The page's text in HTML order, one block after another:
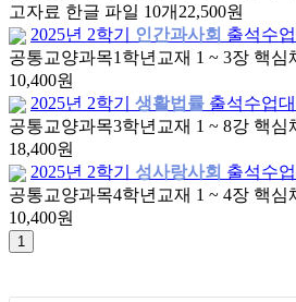
고자료 한글 파일 10개 22,500원
2025년 2학기
인간과사회 출석수
공통교양과목1학년 교재 1 ~ 3장 핵심
10,400원
2025년 2학기
생활법률 출석수업
공통교양과목3학년 교재 1 ~ 8강 핵심
18,400원
2025년 2학기
성사랑사회 출석수
공통교양과목4학년 교재 1 ~ 4장 핵심
10,400원